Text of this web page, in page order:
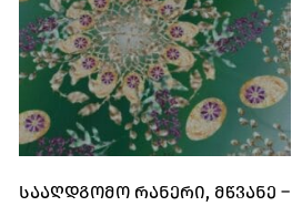
ᲡᲐᲐᲦᲓᲒᲝᲛᲝ ᲠᲐᲜᲔᲠᲘ, ᲛᲬᲕᲐᲜᲔ –